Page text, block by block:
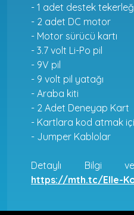
- 1 adet destek
- 2 adet DC motor
- Motor sürücü kartı
- 3.7 volt Li-Po pil
- 9V pil
- 9 volt pil yatağı
- Araba kiti
- 2 Adet Deneyap Kart
- Kartlara kod atmak
- Jumper Kablolar
Detaylı Bilgi
https://mth.tc/Elle-